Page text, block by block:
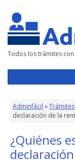
Todos los trámites
Adminfácil »Trámites
declaración de la
¿Quiénes